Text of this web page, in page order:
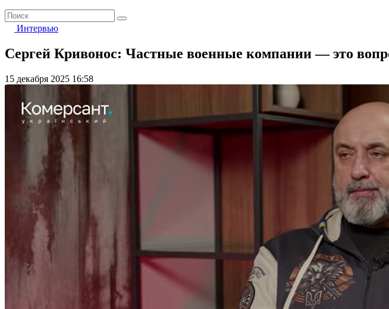
Интервью
Сергей Кривонос: Частные военные компании — это
15 декабря 2025 16:58